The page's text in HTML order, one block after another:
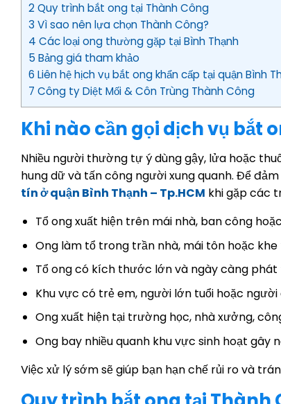
2 Quy trình bắt ong tại Thành Công
3 Vì sao nên lựa chọn Thành Công?
4 Các loại ong thường gặp tại Bình Thạnh
5 Bảng giá tham khảo
6 Liên hệ hịch vụ bắt ong khẩn cấp tại quận Bình
7 Công ty Diệt Mối & Côn Trùng Thành Công
Khi nào cần gọi dịch vụ bắt
Nhiều người thường tự ý dùng gậy, lửa hoặc
hung dữ và tấn công người xung quanh. Để
tín ở quận Bình Thạnh – Tp.HCM khi gặp các
Tổ ong xuất hiện trên mái nhà, ban công
Ong làm tổ trong trần nhà, mái tôn hoặc
Tổ ong có kích thước lớn và ngày càng phát
Khu vực có trẻ em, người lớn tuổi hoặc người
Ong xuất hiện tại trường học, nhà xưởng,
Ong bay nhiều quanh khu vực sinh hoạt gây
Việc xử lý sớm sẽ giúp bạn hạn chế rủi ro và